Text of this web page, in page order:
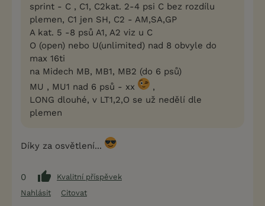
sprint - C , C1, C2kat. 2-4 psi C bez rozdílu
plemen, C1 jen SH, C2 - AM,SA,GP
A kat. 5 -8 psů A1, A2 viz u C
O (open) nebo U(unlimited) nad 8 obvyle do
max 16ti
na Midech MB, MB1, MB2 (do 6 psů)
MU , MU1 nad 6 psů - xx
,
LONG dlouhé, v LT1,2,O se už nedělí dle
plemen
Díky za osvětlení...
0
Kvalitní příspěvek
Nahlásit
Citovat